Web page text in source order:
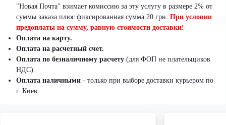
"Новая Почта" взимает комиссию за эту услугу в размере 2% от
суммы заказа плюс фиксированная сумма 20 грн. При условии
предоплаты на сумму, равную стоимости доставки!
Оплата на карту.
Оплата на расчетный счет.
Оплата по безналичному расчету (для ФОП не плательщиков
НДС).
Оплата наличными - только при выборе доставки курьером по
г. Киев